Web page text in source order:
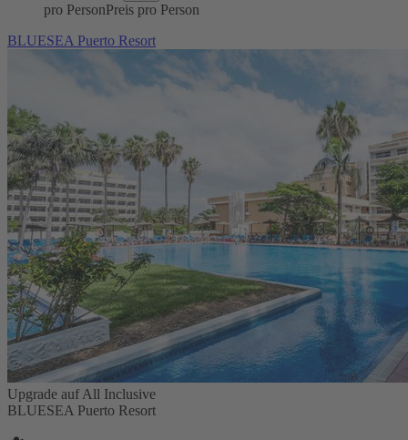
pro PersonPreis pro Person
BLUESEA Puerto Resort
Upgrade auf All Inclusive
BLUESEA Puerto Resort